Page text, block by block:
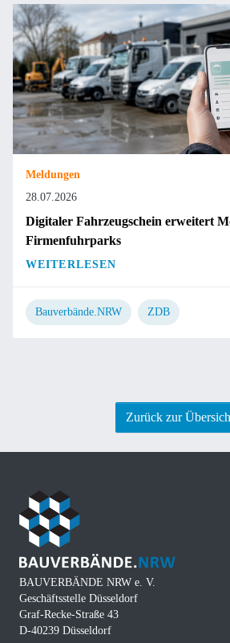
Meldungen
28.07.2026
Digitaler Fahrzeugschein erweitert
Firmenfuhrparks
WEITERLESEN
Bauverbände.NRW ZDB
Zurück zur
BAUVERBÄNDE NRW e. V.
Geschäftsstelle Düsseldorf
Graf-Recke-Straße 43
D-40239 Düsseldorf